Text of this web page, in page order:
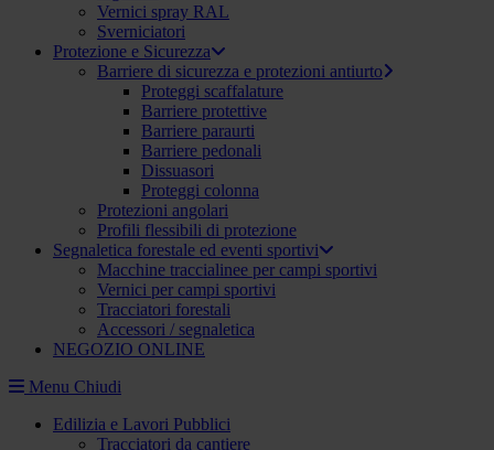
Vernici spray RAL
Sverniciatori
Protezione e Sicurezza
Barriere di sicurezza e protezioni antiurto
Proteggi scaffalature
Barriere protettive
Barriere paraurti
Barriere pedonali
Dissuasori
Proteggi colonna
Protezioni angolari
Profili flessibili di protezione
Segnaletica forestale ed eventi sportivi
Macchine traccialinee per campi sportivi
Vernici per campi sportivi
Tracciatori forestali
Accessori / segnaletica
NEGOZIO ONLINE
Menu Chiudi
Edilizia e Lavori Pubblici
Tracciatori da cantiere